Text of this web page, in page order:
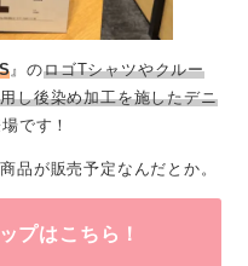
』のロゴTシャツやクルー
し後染め加工を施したデニ
です！
品が販売予定なんだとか。
プはこちら！